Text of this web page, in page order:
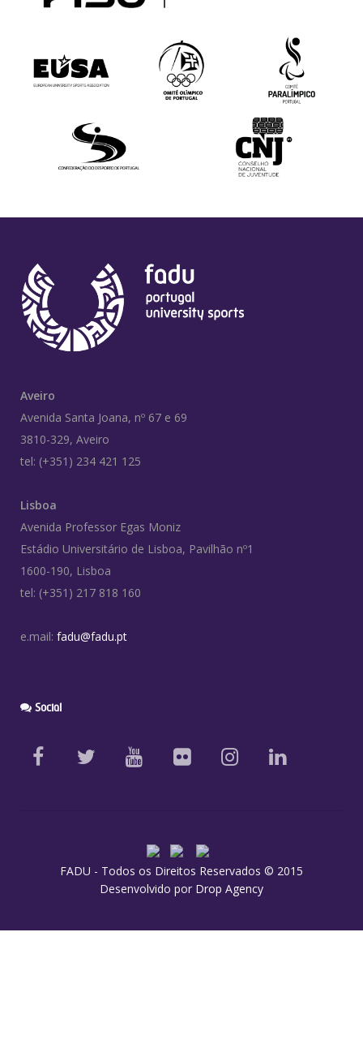
Aveiro
Avenida Santa Joana, nº 67 e 69
3810-329, Aveiro
tel: (+351) 234 421 125
Lisboa
Avenida Professor Egas Moniz
Estádio Universitário de Lisboa, Pavilhão nº1
1600-190, Lisboa
tel: (+351) 217 818 160
e.mail: fadu@fadu.pt
Social
FADU - Todos os Direitos Reservados © 2015
Desenvolvido por Drop Agency